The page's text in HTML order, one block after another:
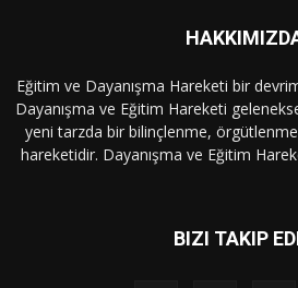
Eğitim ve Dayanışma Hareketi bir
Dayanışma ve Eğitim Hareketi
yeni tarzda bir bilinçlenme,
hareketidir. Dayanışma ve Eğitim
BIZI TAKIP